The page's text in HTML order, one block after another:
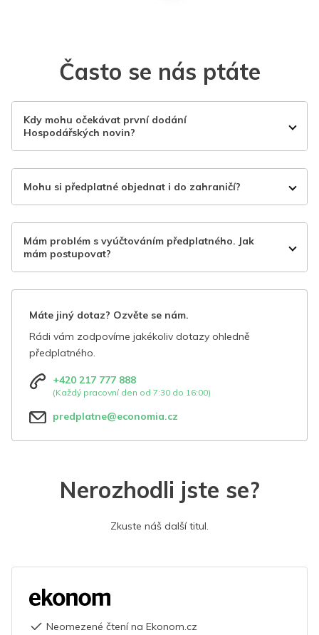
Často se nás ptáte
Kdy mohu očekávat první dodání
Hospodářských novin?
Mohu si předplatné objednat i do zahraničí?
Mám problém s vyúčtováním předplatného. Jak
mám postupovat?
Máte jiný dotaz? Ozvěte se nám.
Rádi vám zodpovíme jakékoliv dotazy ohledně
předplatného.
+420 217 777 888
(Každý pracovní den od 7:30 do 16:00)
predplatne@economia.cz
Nerozhodli jste se?
Zkuste náš další titul.
Neomezené čtení na Ekonom.cz